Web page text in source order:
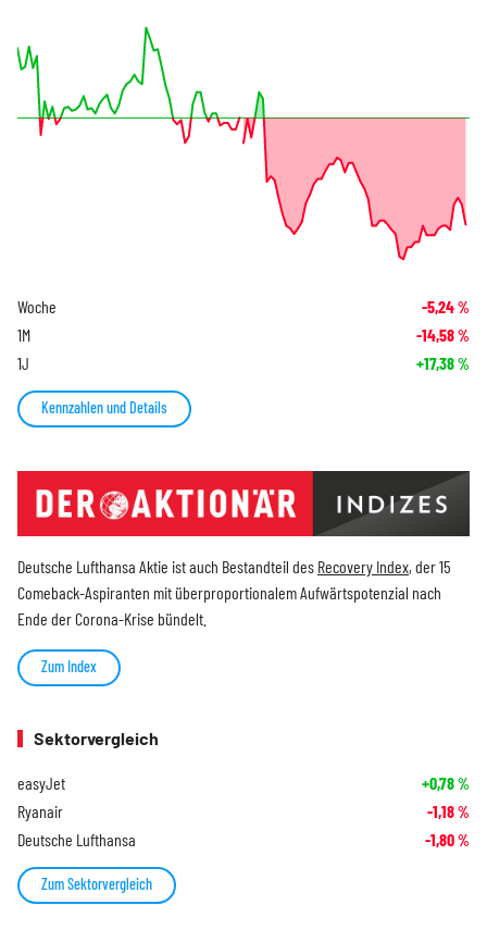
Woche -5,24%
1M -14,58%
1J +17,38%
Kennzahlen und Details
Deutsche Lufthansa Aktie ist auch Bestandteil des Recovery Index, der 15
Comeback-Aspiranten mit überproportionalem Aufwärtspotenzial nach
Ende der Corona-Krise bündelt.
Zum Index
Sektorvergleich
easyJet +0,78%
Ryanair -1,18%
Deutsche Lufthansa -1,80%
Zum Sektorvergleich